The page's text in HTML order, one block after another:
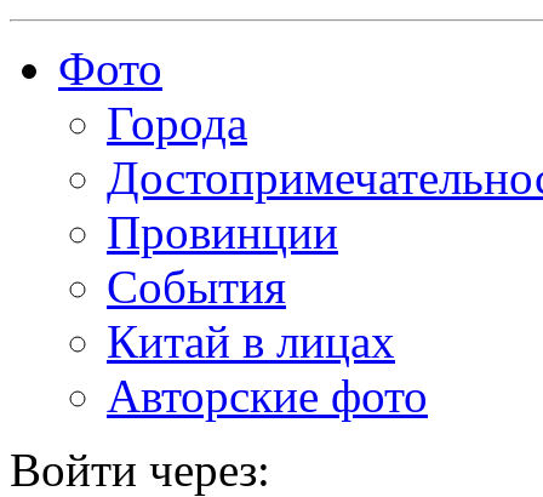
Фото
Города
Провинции
События
Китай в лицах
Авторские фото
Войти через: